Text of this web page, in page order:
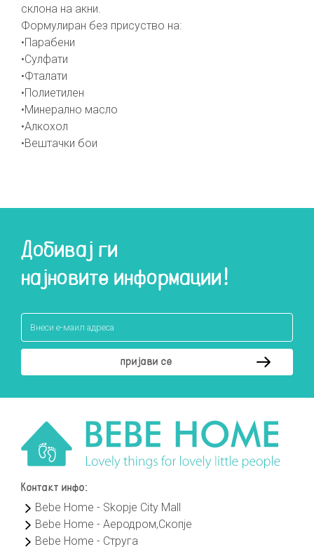
склона на акни.
Формулиран без присуство на:
•Парабени
•Сулфати
•Фталати
•Полиетилен
•Минерално масло
•Алкохол
•Вештачки бои
Добивај ги
најновите информации!
Контакт инфо:
Bebe Home - Skopje City Mall
Bebe Home - Аеродром,Скопје
Bebe Home - Струга